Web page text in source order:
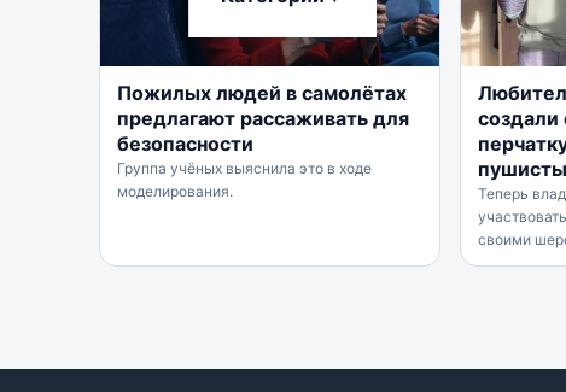
Пожилых людей в самолётах
предлагают рассаживать для
безопасности
Группа учёных выяснила это в ходе
моделирования.
создали
Теперь
своими